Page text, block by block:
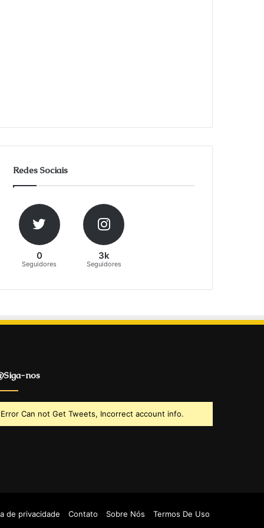
Redes Sociais
0
Seguidores
3k
Seguidores
nos
Error Can not Get Tweets, Incorrect account info.
de privacidade Contato Sobre Nós Termos De Uso